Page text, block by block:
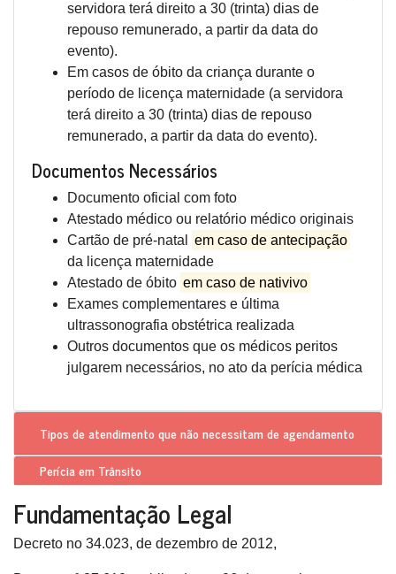
servidora terá direito a 30 (trinta) dias de
repouso remunerado, a partir da data do
evento).
Em casos de óbito da criança durante o
período de licença maternidade (a servidora
terá direito a 30 (trinta) dias de repouso
remunerado, a partir da data do evento).
Documentos Necessários
Documento oficial com foto
Atestado médico ou relatório médico originais
Cartão de pré-natal
em caso de antecipação
da licença maternidade
Atestado de óbito em caso de nativivo
Exames complementares e última
ultrassonografia obstétrica realizada
Outros documentos que os médicos peritos
julgarem necessários, no ato da perícia médica
Tipos de atendimento que não necessitam de agendamento
Perícia em Trânsito
Fundamentação Legal
Decreto no 34.023, de dezembro de 2012,